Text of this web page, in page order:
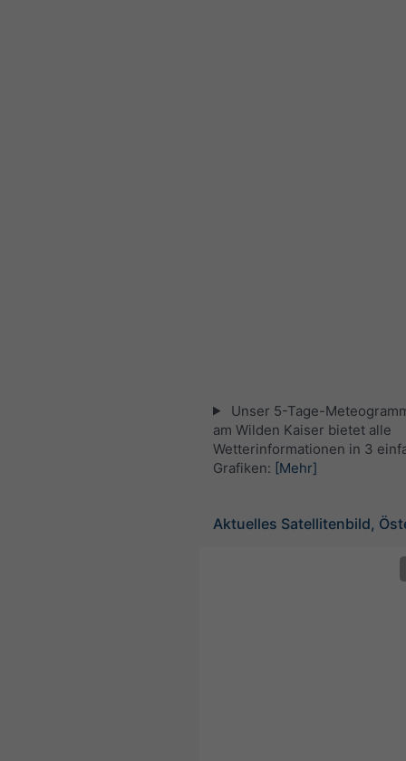
Unser 5-Tage-
am Wilden Kaiser bietet alle
Wetterinformationen in 3
Grafiken: [Mehr]
Aktuelles Satellitenbild,